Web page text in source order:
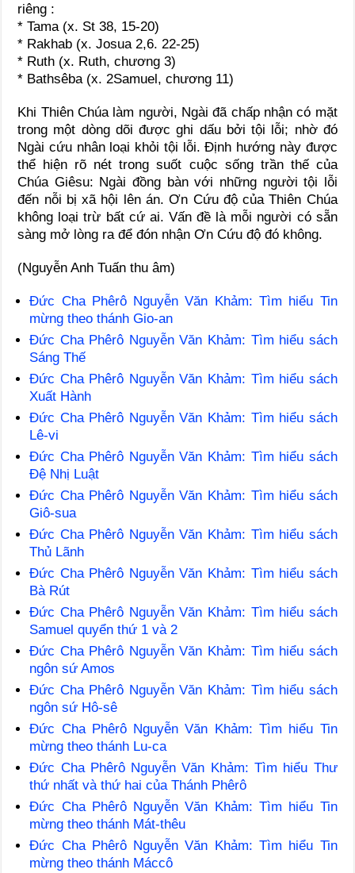
riêng :
* Tama (x. St 38, 15-20)
* Rakhab (x. Josua 2,6. 22-25)
* Ruth (x. Ruth, chương 3)
* Bathsêba (x. 2Samuel, chương 11)
Khi Thiên Chúa làm người, Ngài đã chấp nhận có mặt
trong một dòng dõi được ghi dấu bởi tội lỗi; nhờ đó
Ngài cứu nhân loại khỏi tội lỗi. Định hướng này được
thể hiện rõ nét trong suốt cuộc sống trần thế của
Chúa Giêsu: Ngài đồng bàn với những người tội lỗi
đến nỗi bị xã hội lên án. Ơn Cứu độ của Thiên Chúa
không loại trừ bất cứ ai. Vấn đề là mỗi người có sẵn
sàng mở lòng ra để đón nhận Ơn Cứu độ đó không.
(Nguyễn Anh Tuấn thu âm)
Đức Cha Phêrô Nguyễn Văn Khảm: Tìm hiểu Tin
mừng theo thánh Gio-an
Đức Cha Phêrô Nguyễn Văn Khảm: Tìm hiểu sách
Sáng Thế
Đức Cha Phêrô Nguyễn Văn Khảm: Tìm hiểu sách
Xuất Hành
Đức Cha Phêrô Nguyễn Văn Khảm: Tìm hiểu sách
Lê-vi
Đức Cha Phêrô Nguyễn Văn Khảm: Tìm hiểu sách
Đệ Nhị Luật
Đức Cha Phêrô Nguyễn Văn Khảm: Tìm hiểu sách
Giô-sua
Đức Cha Phêrô Nguyễn Văn Khảm: Tìm hiểu sách
Thủ Lãnh
Đức Cha Phêrô Nguyễn Văn Khảm: Tìm hiểu sách
Bà Rút
Đức Cha Phêrô Nguyễn Văn Khảm: Tìm hiểu sách
Samuel quyển thứ 1 và 2
Đức Cha Phêrô Nguyễn Văn Khảm: Tìm hiểu sách
ngôn sứ Amos
Đức Cha Phêrô Nguyễn Văn Khảm: Tìm hiểu sách
ngôn sứ Hô-sê
Đức Cha Phêrô Nguyễn Văn Khảm: Tìm hiểu Tin
mừng theo thánh Lu-ca
Đức Cha Phêrô Nguyễn Văn Khảm: Tìm hiểu Thư
thứ nhất và thứ hai của Thánh Phêrô
Đức Cha Phêrô Nguyễn Văn Khảm: Tìm hiểu Tin
mừng theo thánh Mát-thêu
Đức Cha Phêrô Nguyễn Văn Khảm: Tìm hiểu Tin
mừng theo thánh Máccô